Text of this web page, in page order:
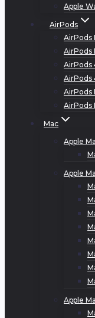
Apple
AirPods
AirPods
AirPods
AirPods
AirPods
AirPods
AirPods
Mac
Apple
Apple
Apple